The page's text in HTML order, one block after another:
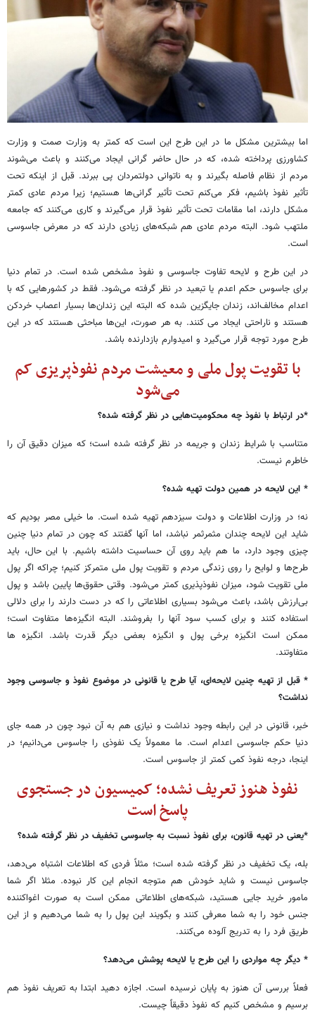
اما بیشترین مشکل ما در این طرح این است که کمتر به وزارت صمت و وزارت
کشاورزی پرداخته شده، که در حال حاضر گرانی ایجاد می‌کنند و باعث می‌شوند
مردم از نظام فاصله بگیرند و به ناتوانی دولتمردان پی ببرند. قبل از اینکه تحت
تأثیر نفوذ باشیم، فکر می‌کنم تحت تأثیر گرانی‌ها هستیم؛ زیرا مردم عادی کمتر
مشکل دارند، اما مقامات تحت تأثیر نفوذ قرار می‌گیرند و کاری می‌کنند که جامعه
ملتهب شود. البته مردم عادی هم شبکه‌های زیادی دارند که در معرض جاسوسی
است.
در این طرح و لایحه تفاوت جاسوسی و نفوذ مشخص شده است. در تمام دنیا
برای جاسوس حکم اعدم یا تبعید در نظر گرفته می‌شود. فقط در کشورهایی که با
اعدام مخالف‌اند، زندان جایگزین شده که البته این زندان‌ها بسیار اعصاب خردکن
هستند و ناراحتی ایجاد می کنند. به هر صورت، این‌ها مباحثی هستند که در این
طرح مورد توجه قرار می‌گیرد و امیدوارم بازدارنده باشد.
با تقویت پول ملی و معیشت مردم نفوذپریزی کم
می‌شود
*در ارتباط با نفوذ چه محکومیت‌هایی در نظر گرفته شده؟
متناسب با شرایط زندان و جریمه در نظر گرفته شده است؛ که میزان دقیق آن را
خاطرم نیست.
* این لایحه در همین دولت تهیه شده؟
نه؛ در وزارت اطلاعات و دولت سیزدهم تهیه شده است. ما خیلی مصر بودیم که
شاید این لایحه چندان مثمرثمر نباشد، اما آنها گفتند که چون در تمام دنیا چنین
چیزی وجود دارد، ما هم باید روی آن حساسیت داشته باشیم. با این حال، باید
طرح‌ها و لوایح‌ را روی زندگی مردم و تقویت پول ملی متمرکز کنیم؛ چراکه اگر پول
ملی تقویت شود، میزان نفوذپذیری کمتر می‌شود. وقتی حقوق‌ها پایین باشد و پول
بی‌ارزش باشد، باعث می‌شود بسیاری اطلاعاتی را که در دست دارند را برای دلالی
استفاده کنند و برای کسب سود آنها را بفروشند. البته انگیزه‌ها متفاوت است؛
ممکن است انگیزه برخی پول و انگیزه بعضی دیگر قدرت باشد. انگیزه ها
متفاوتند.
* قبل از تهیه چنین لایحه‌ای، آیا طرح یا قانونی در موضوع نفوذ و جاسوسی وجود
نداشت؟
خیر، قانونی در این رابطه وجود نداشت و نیازی هم به آن نبود چون در همه جای
دنیا حکم جاسوسی اعدام است. ما معمولاً یک نفوذی را جاسوس می‌دانیم؛ در
اینجا، درجه نفوذ کمی کمتر از جاسوس است.
نفوذ هنوز تعریف نشده؛ کمیسیون در جستجوی
پاسخ است
*یعنی در تهیه قانون، برای نفوذ نسبت به جاسوسی تخفیف در نظر گرفته شده؟
بله، یک تخفیف در نظر گرفته شده است؛ مثلاً فردی که اطلاعات اشتباه می‌دهد،
جاسوس نیست و شاید خودش هم متوجه انجام این کار نبوده. مثلا اگر شما
مامور خرید جایی هستید، شبکه‌های اطلاعاتی ممکن است به صورت اغواکننده
جنس خود را به شما معرفی کنند و بگویند این پول را به شما می‌دهیم و از این
طریق فرد را به تدریج آلوده می‌کنند.
* دیگر چه مواردی را این طرح یا لایحه پوشش می‌دهد؟
فعلاً بررسی آن هنوز به پایان نرسیده است. اجازه دهید ابتدا به تعریف نفوذ هم
برسیم و مشخص کنیم که نفوذ دقیقاً چیست.